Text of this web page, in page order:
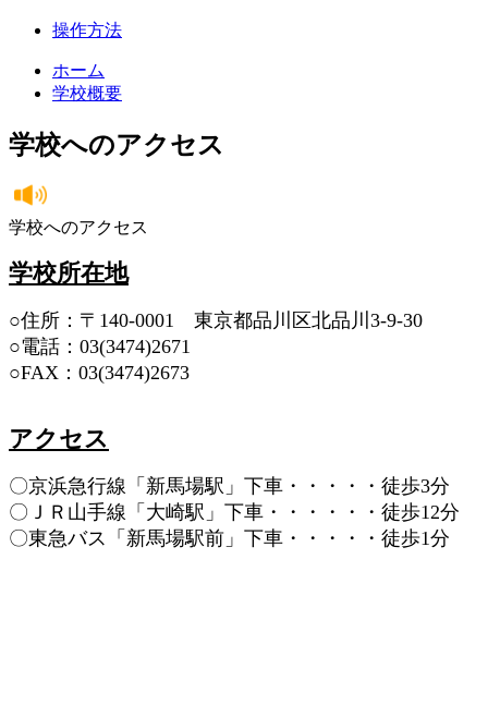
操作方法
ホーム
学校概要
学校へのアクセス
学校へのアクセス
学校所在地
○住所：〒140-0001 東京都品川区北品川3-9-30
○電話：03(3474)2671
○FAX：03(3474)2673
アクセス
〇京浜急行線「新馬場駅」下車・・・・・徒歩3分
〇ＪＲ山手線「大崎駅」下車・・・・・・徒歩12分
〇東急バス「新馬場駅前」下車・・・・・徒歩1分